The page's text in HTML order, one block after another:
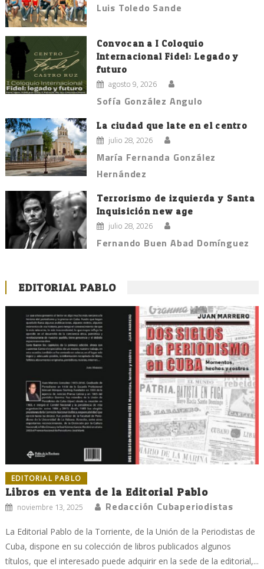
Luis Toledo Sande
Convocan a I Coloquio
Internacional Fidel: Legado y
futuro
agosto 9, 2026
Sofía González Angulo
La ciudad que late en el centro
julio 28, 2026
María Fernanda González
Hernández
Terrorismo de izquierda y Santa
Inquisición new age
julio 28, 2026
Fernando Buen Abad Domínguez
EDITORIAL PABLO
EDITORIAL PABLO
Libros en venta de la Editorial Pablo
noviembre 13, 2025 Redacción Cubaperiodistas
La Editorial Pablo de la Torriente, de la Unión de la Periodistas de
Cuba, dispone en su colección de libros publicados algunos
títulos, que el interesado puede adquirir en la sede de la editorial,...